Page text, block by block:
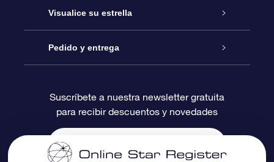
Contáctanos
Blog
Reseñas
Regalo Estrella Online
Paquete de Regalo OSR
Tarjeta de Regalo OSR
Regalos empresariales
Visualice su estrella
Registro estelar
Página de Estrella Personalizada
Un Millón de Estrellas
Pedido y entrega
Información de Pago
Información de Envío
Suscríbete a nuestra newsletter gratuita
para recibir descuentos y novedades